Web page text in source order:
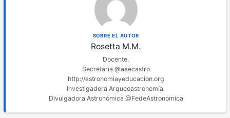
SOBRE EL AUTOR
Rosetta M.M.
Docente.
Secretaria @aaecastro
http://astronomiayeducacion.org
Investigadora Arqueoastronomía.
Divulgadora Astronómica @FedeAstronomica